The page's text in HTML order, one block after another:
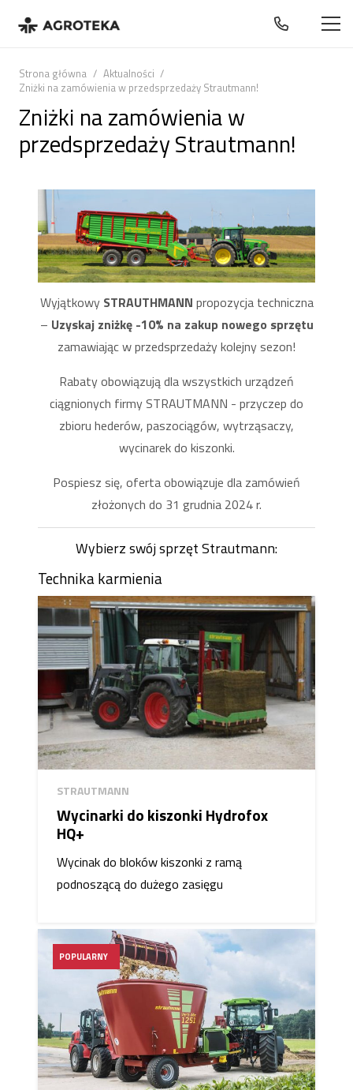
Strona główna / Aktualności /
Zniżki na zamówienia w przedsprzedaży Strautmann!
Zniżki na zamówienia w
przedsprzedaży Strautmann!
Wyjątkowy STRAUTHMANN propozycja techniczna
– Uzyskaj zniżkę -10% na zakup nowego sprzętu
zamawiając w przedsprzedaży kolejny sezon!
Rabaty obowiązują dla wszystkich urządzeń
ciągnionych firmy STRAUTMANN - przyczep do
zbioru hederów, paszociągów, wytrząsaczy,
wycinarek do kiszonki.
Pospiesz się, oferta obowiązuje dla zamówień
złożonych do 31 grudnia 2024 r.
Wybierz swój sprzęt Strautmann:
Technika karmienia
STRAUTMANN
Wycinarki do kiszonki Hydrofox
HQ+
Wycinak do bloków kiszonki z ramą
podnoszącą do dużego zasięgu
POPULARNY